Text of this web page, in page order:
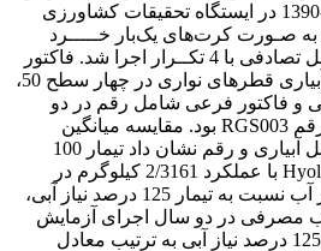
سال زراعی 90-1389 و 91-1390 در ایستگاه تحقیقات کشاورزی
به صـورت کرت‌های یک‌بار خـــــرد
شده در قالب بلـوک­های کامل تصادفی با 4 تکــرار اجرا شد. فاکتور
اصلی شامل مقدار آب در آبیاری قطره­ای نواری در چهار سطح 50،
نیاز آبی و فاکتور فرعی شامل رقم در دو
سطح هیبرید Hyola 401 و رقم RGS003 بود. مقایسه میانگین
عملکرد دانه در اثرات متقابل آبیاری و رقم نشان داد تیمار 100
درصد نیاز آبی و رقم Hyola 401 با عملکرد 2/3161 کیلوگرم در
هکتار به دلیل مصرف کم­تر آب نسبت به تیمار 125 درصد نیاز آبی،
آب مصرفی در دو سال اجرای آزمایش
در تیمارهای 50، 75، 100 و 125 درصد نیاز آبی به ترتیب معادل